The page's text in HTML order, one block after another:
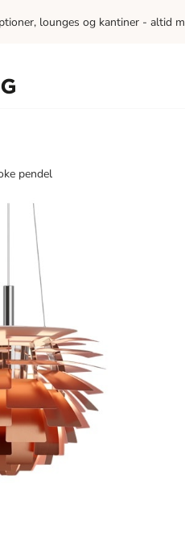
lounges og kantiner - altid
pendel